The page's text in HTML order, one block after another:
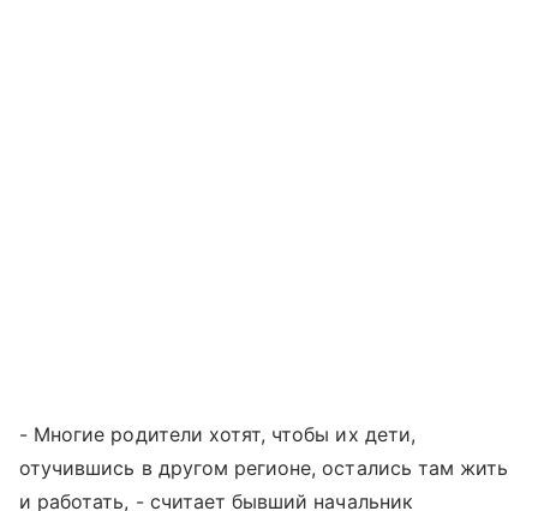
- Многие родители хотят, чтобы их дети,
отучившись в другом регионе, остались там жить
и работать, - считает бывший начальник